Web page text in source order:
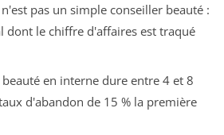
pas un simple conseiller beauté :
dont le chiffre d'affaires est traqué
en interne dure entre 4 et 8
d'abandon de 15 % la première